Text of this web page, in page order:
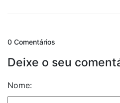
0 Comentários
Deixe o seu
Nome: